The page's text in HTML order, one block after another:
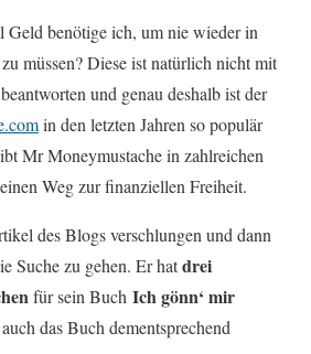
benötige ich, um nie wieder in
müssen? Diese ist natürlich nicht mit
und genau deshalb ist der
in den letzten Jahren so populär
Mr Moneymustache in zahlreichen
Weg zur finanziellen Freiheit.
des Blogs verschlungen und dann
Suche zu gehen. Er hatdrei
für sein Buch Ich gönn‘ mir
das Buch dementsprechend